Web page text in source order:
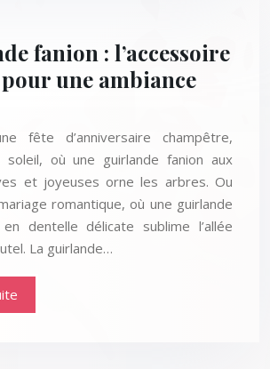
fanion : l’accessoire
une ambiance
fête d’anniversaire champêtre,
soleil, où une guirlande fanion aux
et joyeuses orne les arbres. Ou
romantique, où une guirlande
dentelle délicate sublime l’allée
La guirlande…